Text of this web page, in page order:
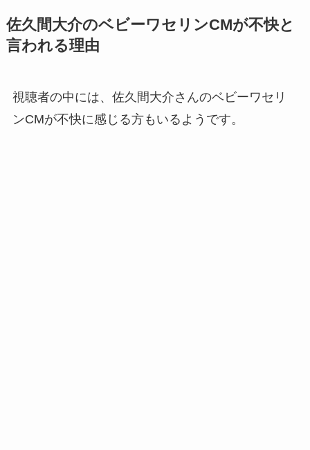
佐久間大介のベビーワセリンCMが不快と
言われる理由
視聴者の中には、佐久間大介さんのベビーワセリ
ンCMが不快に感じる方もいるようです。